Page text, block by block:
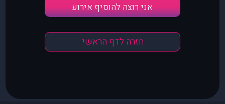
אני רוצה להוסיף אירוע
חזרה לדף הראשי